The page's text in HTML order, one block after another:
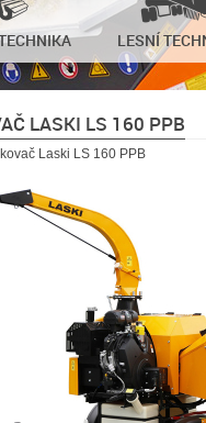
LESNÍ
LASKI LS 160 PPB
Laski LS 160 PPB